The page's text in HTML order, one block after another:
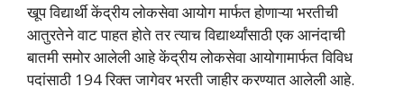
खूप विद्यार्थी केंद्रीय लोकसेवा आयोग मार्फत होणाऱ्या भरतीची
आतुरतेने वाट पाहत होते तर त्याच विद्यार्थ्यांसाठी एक आनंदाची
बातमी समोर आलेली आहे केंद्रीय लोकसेवा आयोगामार्फत विविध
पदांसाठी 194 रिक्त जागेवर भरती जाहीर करण्यात आलेली आहे.